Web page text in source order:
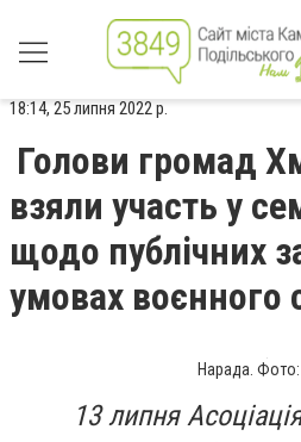
18:14, 25 липня 2022 р.
Голови громад
взяли участь у
щодо публічних
умовах воєнного
Нарада.
13 липня